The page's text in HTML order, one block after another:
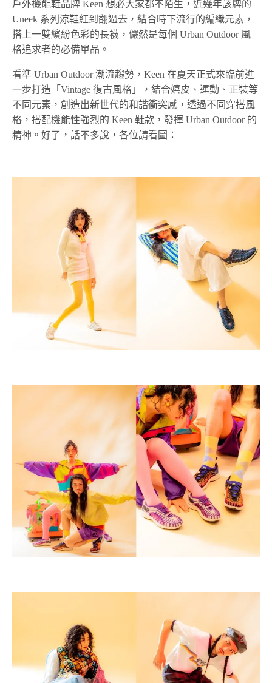
戶外機能鞋品牌 Keen 想必大家都不陌生，近幾年該牌的
Uneek 系列涼鞋紅到翻過去，結合時下流行的編織元素，
搭上一雙繽紛色彩的長襪，儼然是每個 Urban Outdoor 風
格追求者的必備單品。
看準 Urban Outdoor 潮流趨勢，Keen 在夏天正式來臨前進
一步打造「Vintage 復古風格」，結合嬉皮、運動、正裝等
不同元素，創造出新世代的和諧衝突感，透過不同穿搭風
格，搭配機能性強烈的 Keen 鞋款，發揮 Urban Outdoor 的
精神。好了，話不多說，各位請看圖：